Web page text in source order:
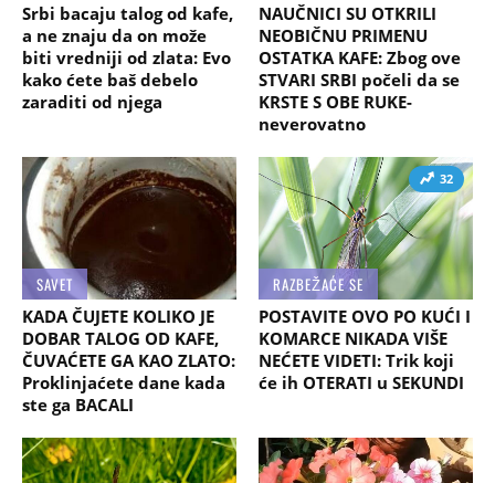
Srbi bacaju talog od kafe,
a ne znaju da on može
biti vredniji od zlata: Evo
kako ćete baš debelo
zaraditi od njega
NAUČNICI SU OTKRILI
NEOBIČNU PRIMENU
OSTATKA KAFE: Zbog ove
STVARI SRBI počeli da se
KRSTE S OBE RUKE-
neverovatno
SAVET
KADA ČUJETE KOLIKO JE
DOBAR TALOG OD KAFE,
ČUVAĆETE GA KAO ZLATO:
Proklinjaćete dane kada
ste ga BACALI
32
RAZBEŽAĆE SE
POSTAVITE OVO PO KUĆI I
KOMARCE NIKADA VIŠE
NEĆETE VIDETI: Trik koji
će ih OTERATI u SEKUNDI